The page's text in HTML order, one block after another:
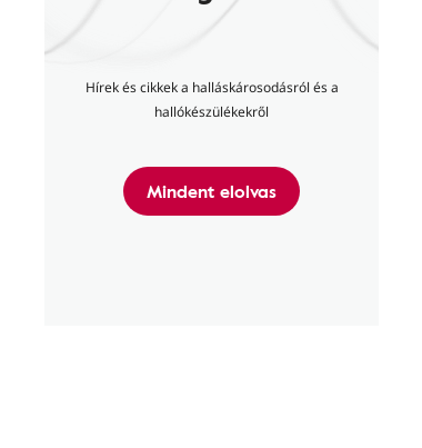
Hírek és cikkek a halláskárosodásról és a
hallókészülékekről
Mindent elolvas